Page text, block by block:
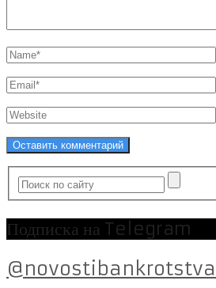
Подписка на Telegram
@novostibankrotstva